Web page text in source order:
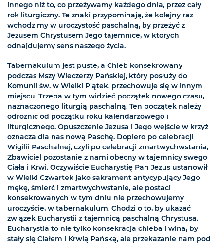
innego niż to, co przeżywamy każdego dnia, przez cały
rok liturgiczny. Te znaki przypominają, że kolejny raz
wchodzimy w uroczystość paschalną, by przeżyć z
Jezusem Chrystusem Jego tajemnice, w których
odnajdujemy sens naszego życia.
Tabernakulum jest puste, a Chleb konsekrowany
podczas Mszy Wieczerzy Pańskiej, który posłuży do
Komunii św. w Wielki Piątek, przechowuje się w innym
miejscu. Trzeba w tym widzieć początek nowego czasu,
naznaczonego liturgią paschalną. Ten początek należy
odróżnić od początku roku kalendarzowego i
liturgicznego. Opuszczenie Jezusa i Jego wejście w krzyż
oznacza dla nas nową Paschę. Dopiero po celebracji
Wigilii Paschalnej, czyli po celebracji zmartwychwstania,
Zbawiciel pozostanie z nami obecny w tajemnicy swego
Ciała i Krwi. Oczywiście Eucharystię Pan Jezus ustanowił
w Wielki Czwartek jako sakrament antycypujący Jego
mękę, śmierć i zmartwychwstanie, ale postaci
konsekrowanych w tym dniu nie przechowujemy
uroczyście, w tabernakulum. Chodzi o to, by ukazać
związek Eucharystii z tajemnicą paschalną Chrystusa.
Eucharystia to nie tylko konsekracja chleba i wina, by
stały się Ciałem i Krwią Pańską, ale przekazanie nam pod